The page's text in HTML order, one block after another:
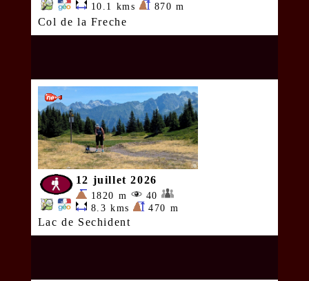
10.1 kms
870 m
Col de la Freche
12 juillet 2026
1820 m
40
8.3 kms
470 m
Lac de Sechident